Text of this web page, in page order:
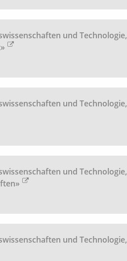
und Technologie,
und Technologie,
und Technologie,
und Technologie,